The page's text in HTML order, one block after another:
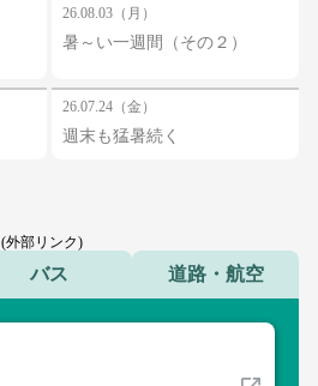
26.08.03（月）
暑～い一週間（その２）
26.07.24（金）
週末も猛暑続く
(外部リンク)
バス 道路・航空